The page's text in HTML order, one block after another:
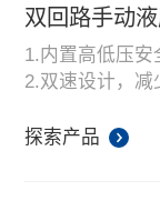
双回路手动
1.内置高低压安
2.双速设计，减
4.适用于大吨位
探索产品